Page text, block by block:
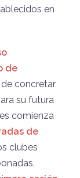
en
de
concretar
su futura
comienza
de
clubes